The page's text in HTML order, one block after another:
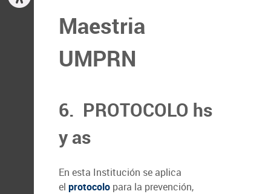
Maestria
UMPRN
6. PROTOCOLO hs
y as
En esta Institución se aplica
el protocolo para la prevención,